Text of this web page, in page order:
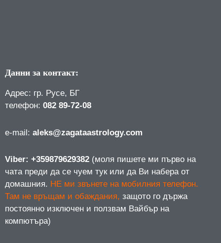
Данни за контакт:
Адрес: гр. Русе, БГ
телефон: 082 89-72-08
е-mail: aleks@zagataastrology.com
Viber: +359879629382 (моля пишете ми първо на
чата преди да се чуем тук или да Ви набера от
домашния. НЕ ми звънете на мобилния телефон.
Там не връщам и обаждания, защото го държа
постоянно изключен и ползвам Вайбър на
компютъра)